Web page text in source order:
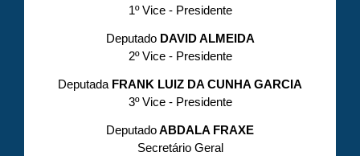
1º Vice - Presidente
DeputadoDAVID ALMEIDA
2º Vice - Presidente
Deputada FRANK LUIZ DA CUNHA GARCIA
3º Vice - Presidente
DeputadoABDALA FRAXE
Secretário Geral